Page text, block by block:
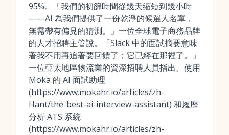
95%。「我們的初篩時間從幾天縮短到幾小時
——AI 為我們提供了一份乾淨的候選人名單，
無需帶有偏見的猜測。」一位全球電子商務品牌
的人才招聘主管說。「Slack 中的面試摘要意味
著我不用再追著要回饋了；它已經在那裡了。」
一位亞太地區物流業的資深招聘人員指出。使用
Moka 的 AI 面試助理
(https://www.mokahr.io/articles/zh-
Hant/the-best-ai-interview-assistant) 和履歷
分析 ATS 系統
(https://www.mokahr.io/articles/zh-